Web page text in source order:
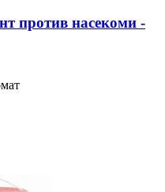
против насекоми -​